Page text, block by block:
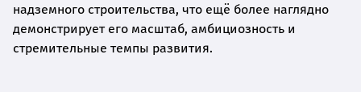
надземного строительства, что ещё более наглядно
демонстрирует его масштаб, амбициозность и
стремительные темпы развития.